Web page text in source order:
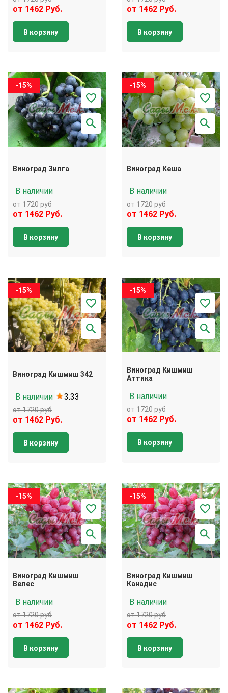
от 1462 Руб.
В корзину
от 1462 Руб.
В корзину
-15%
Виноград Зилга
В наличии
от 1720 руб
от 1462 Руб.
В корзину
-15%
Виноград Кеша
В наличии
от 1720 руб
от 1462 Руб.
В корзину
-15%
Виноград Кишмиш 342
В наличии 3.33
от 1720 руб
от 1462 Руб.
В корзину
-15%
Виноград Кишмиш
Аттика
В наличии
от 1720 руб
от 1462 Руб.
В корзину
-15%
Виноград Кишмиш
Велес
В наличии
от 1720 руб
от 1462 Руб.
В корзину
-15%
Виноград Кишмиш
Канадис
В наличии
от 1720 руб
от 1462 Руб.
В корзину